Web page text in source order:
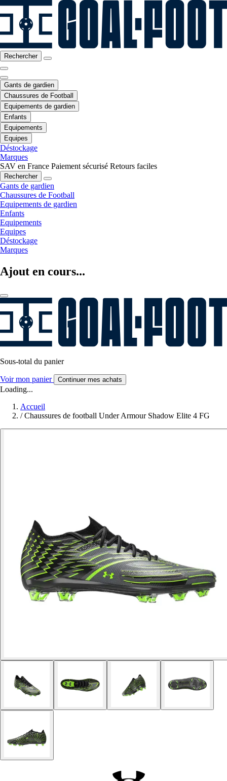
Rechercher
Gants de gardien
Chaussures de Football
Equipements de gardien
Enfants
Equipements
Equipes
Déstockage
Marques
SAV en France Paiement sécurisé Retours faciles
Rechercher
Gants de gardien
Chaussures de Football
Equipements de gardien
Enfants
Equipements
Equipes
Déstockage
Marques
Ajout en cours...
Sous-total du panier
Voir mon panier Continuer mes achats
Loading...
Accueil
/ Chaussures de football Under Armour Shadow Elite 4 FG